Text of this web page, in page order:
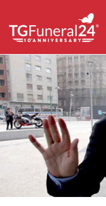
content